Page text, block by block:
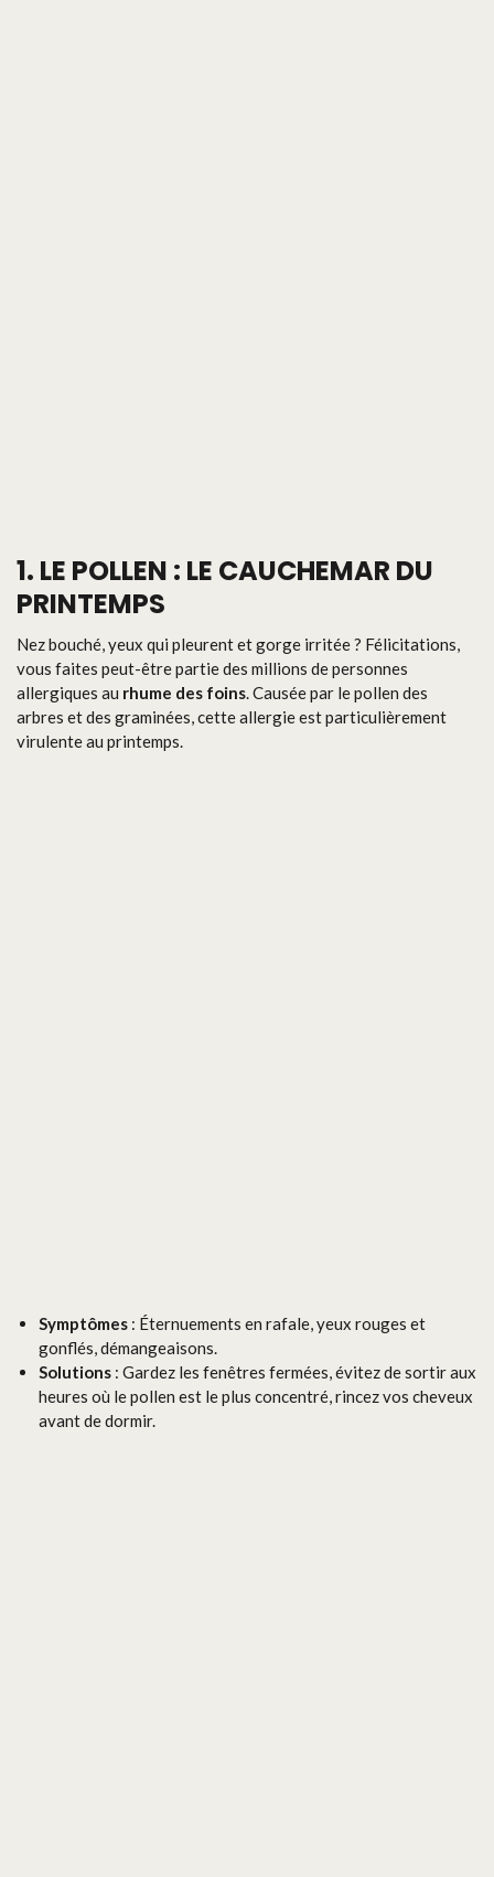
1. LE POLLEN : LE CAUCHEMAR DU
PRINTEMPS
Nez bouché, yeux qui pleurent et gorge irritée ? Félicitations,
vous faites peut-être partie des millions de personnes
allergiques au rhume des foins. Causée par le pollen des
arbres et des graminées, cette allergie est particulièrement
virulente au printemps.
Symptômes : Éternuements en rafale, yeux rouges et
gonflés, démangeaisons.
Solutions : Gardez les fenêtres fermées, évitez de sortir aux
heures où le pollen est le plus concentré, rincez vos cheveux
avant de dormir.